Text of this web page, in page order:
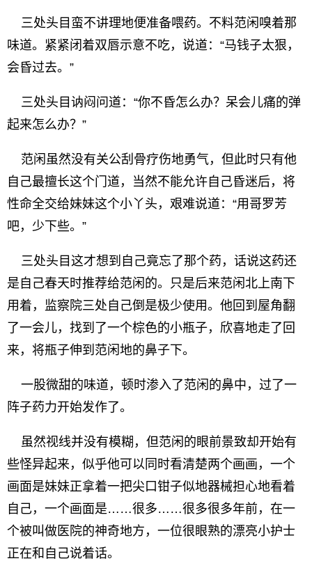
三处头目蛮不讲理地便准备喂药。不料范闲嗅着那
味道。紧紧闭着双唇示意不吃，说道：“马钱子太狠，
会昏过去。”
三处头目讷闷问道：“你不昏怎么办？呆会儿痛的弹
起来怎么办？”
范闲虽然没有关公刮骨疗伤地勇气，但此时只有他
自己最擅长这个门道，当然不能允许自己昏迷后，将
性命全交给妹妹这个小丫头，艰难说道：“用哥罗芳
吧，少下些。”
三处头目这才想到自己竟忘了那个药，话说这药还
是自己春天时推荐给范闲的。只是后来范闲北上南下
用着，监察院三处自己倒是极少使用。他回到屋角翻
了一会儿，找到了一个棕色的小瓶子，欣喜地走了回
来，将瓶子伸到范闲地的鼻子下。
一股微甜的味道，顿时渗入了范闲的鼻中，过了一
阵子药力开始发作了。
虽然视线并没有模糊，但范闲的眼前景致却开始有
些怪异起来，似乎他可以同时看清楚两个画画，一个
画面是妹妹正拿着一把尖口钳子似地器械担心地看着
自己，一个画面是……很多……很多很多年前，在一
个被叫做医院的神奇地方，一位很眼熟的漂亮小护士
正在和自己说着话。